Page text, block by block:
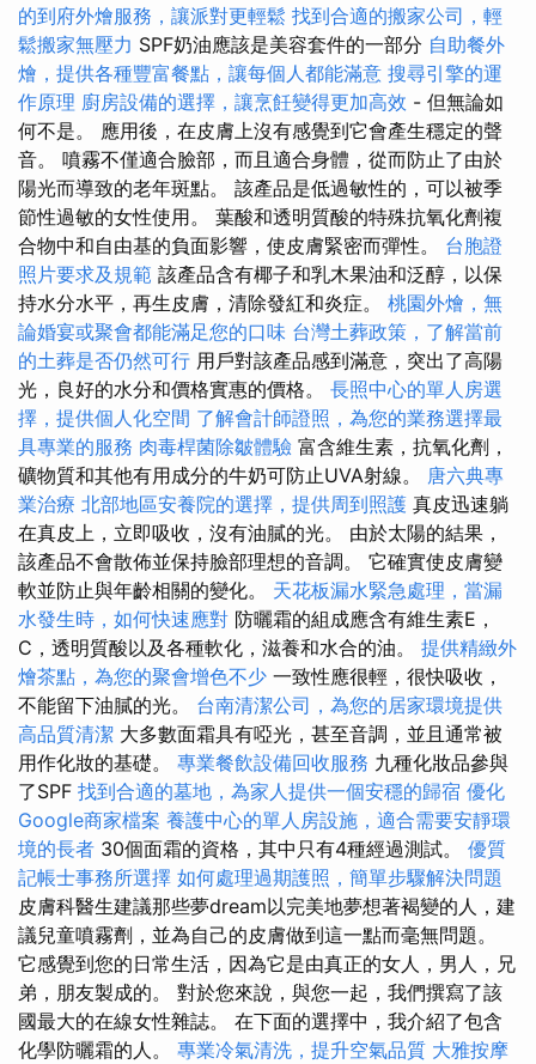
的到府外燴服務，讓派對更輕鬆 找到合適的搬家公司，輕
鬆搬家無壓力 SPF奶油應該是美容套件的一部分 自助餐外
燴，提供各種豐富餐點，讓每個人都能滿意 搜尋引擎的運
作原理 廚房設備的選擇，讓烹飪變得更加高效 - 但無論如
何不是。 應用後，在皮膚上沒有感覺到它會產生穩定的聲
音。 噴霧不僅適合臉部，而且適合身體，從而防止了由於
陽光而導致的老年斑點。 該產品是低過敏性的，可以被季
節性過敏的女性使用。 葉酸和透明質酸的特殊抗氧化劑複
合物中和自由基的負面影響，使皮膚緊密而彈性。 台胞證
照片要求及規範 該產品含有椰子和乳木果油和泛醇，以保
持水分水平，再生皮膚，清除發紅和炎症。 桃園外燴，無
論婚宴或聚會都能滿足您的口味 台灣土葬政策，了解當前
的土葬是否仍然可行 用戶對該產品感到滿意，突出了高陽
光，良好的水分和價格實惠的價格。 長照中心的單人房選
擇，提供個人化空間 了解會計師證照，為您的業務選擇最
具專業的服務 肉毒桿菌除皺體驗 富含維生素，抗氧化劑，
礦物質和其他有用成分的牛奶可防止UVA射線。 唐六典專
業治療 北部地區安養院的選擇，提供周到照護 真皮迅速躺
在真皮上，立即吸收，沒有油膩的光。 由於太陽的結果，
該產品不會散佈並保持臉部理想的音調。 它確實使皮膚變
軟並防止與年齡相關的變化。 天花板漏水緊急處理，當漏
水發生時，如何快速應對 防曬霜的組成應含有維生素E，
C，透明質酸以及各種軟化，滋養和水合的油。 提供精緻外
燴茶點，為您的聚會增色不少 一致性應很輕，很快吸收，
不能留下油膩的光。 台南清潔公司，為您的居家環境提供
高品質清潔 大多數面霜具有啞光，甚至音調，並且通常被
用作化妝的基礎。 專業餐飲設備回收服務 九種化妝品參與
了SPF 找到合適的墓地，為家人提供一個安穩的歸宿 優化
Google商家檔案 養護中心的單人房設施，適合需要安靜環
境的長者 30個面霜的資格，其中只有4種經過測試。 優質
記帳士事務所選擇 如何處理過期護照，簡單步驟解決問題
皮膚科醫生建議那些夢dream以完美地夢想著褐變的人，建
議兒童噴霧劑，並為自己的皮膚做到這一點而毫無問題。
它感覺到您的日常生活，因為它是由真正的女人，男人，兄
弟，朋友製成的。 對於您來說，與您一起，我們撰寫了該
國最大的在線女性雜誌。 在下面的選擇中，我介紹了包含
化學防曬霜的人。 專業冷氣清洗，提升空氣品質 大雅按摩